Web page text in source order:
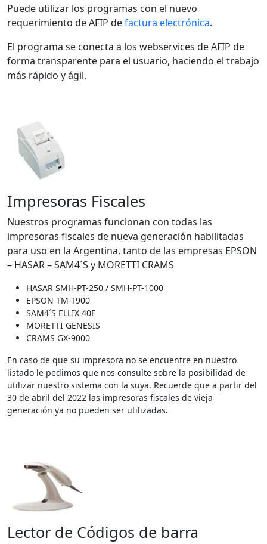
Puede utilizar los programas con el nuevo
requerimiento de AFIP defactura electrónica.
El programa se conecta a los webservices de AFIP de
forma transparente para el usuario, haciendo el trabajo
más rápido y ágil.
Impresoras Fiscales
Nuestros programas funcionan con todas las
impresoras fiscales de nueva generación habilitadas
para uso en la Argentina, tanto de las empresas EPSON
– HASAR – SAM4´S y MORETTI CRAMS
HASAR SMH-PT-250 / SMH-PT-1000
EPSON TM-T900
SAM4´S ELLIX 40F
MORETTI GENESIS
CRAMS GX-9000
En caso de que su impresora no se encuentre en nuestro
listado le pedimos que nos consulte sobre la posibilidad de
utilizar nuestro sistema con la suya. Recuerde que a partir del
30 de abril del 2022 las impresoras fiscales de vieja
generación ya no pueden ser utilizadas.
Lector de Códigos de barra